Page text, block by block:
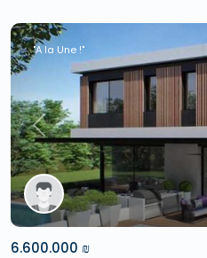
Previous
"A la Une !"
6.600.000 ₪